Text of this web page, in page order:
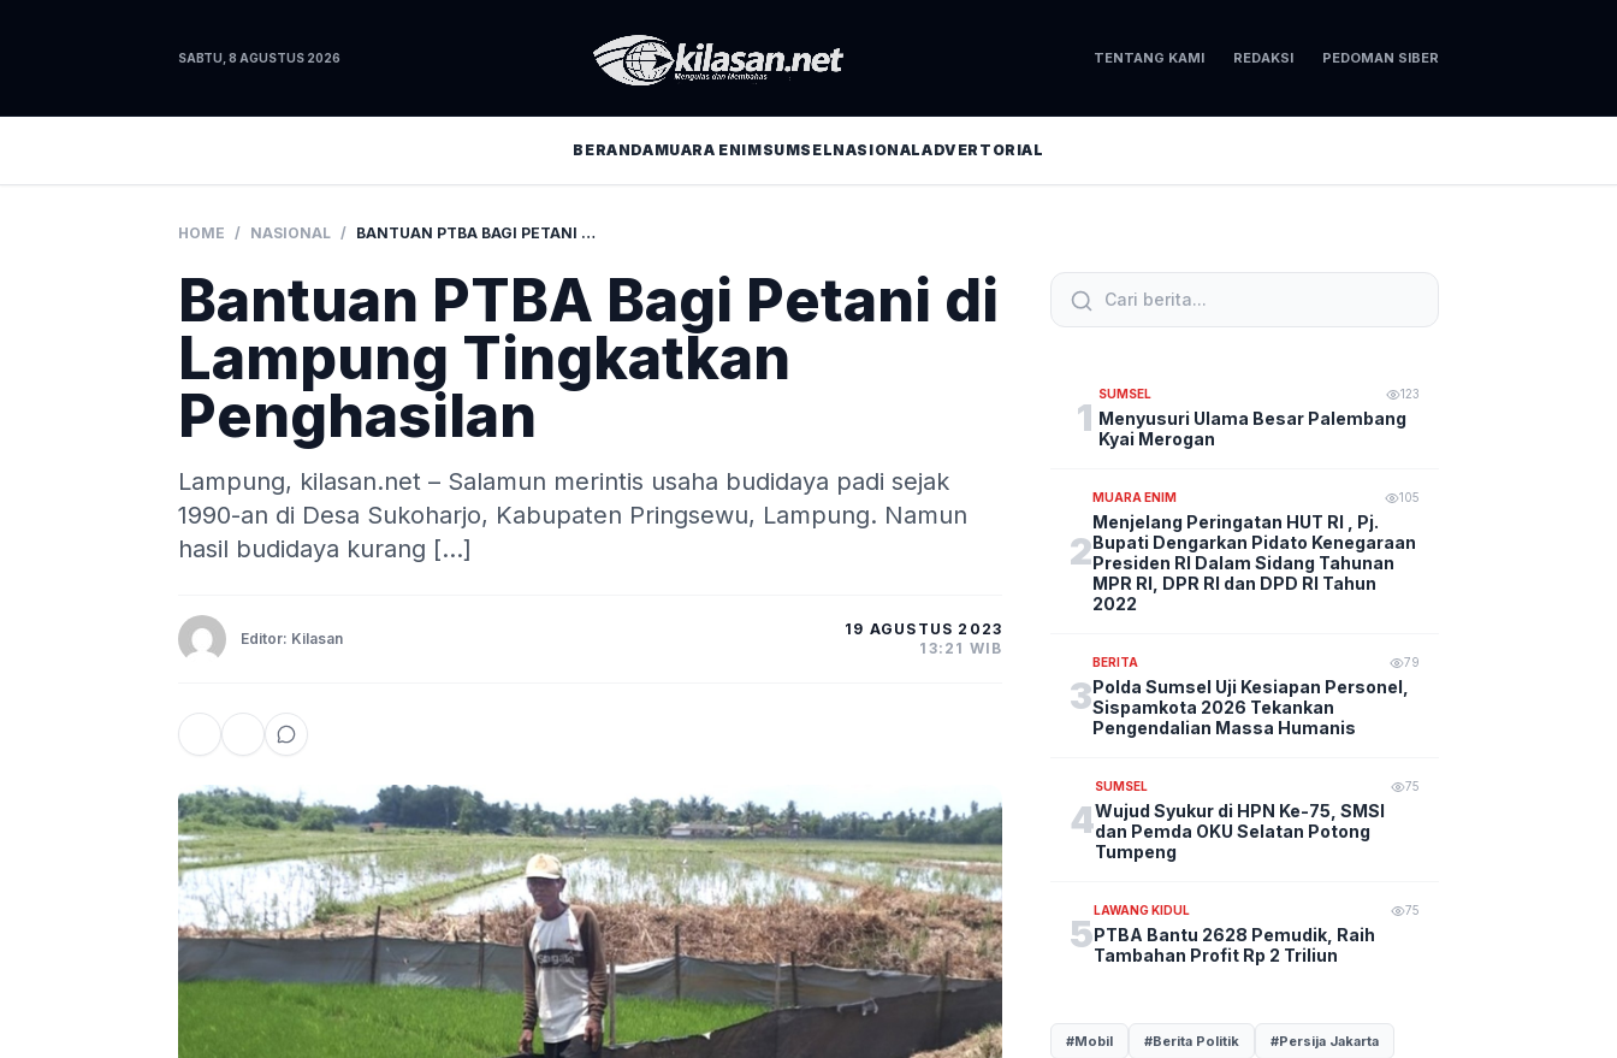
SABTU, 8 AGUSTUS 2026 TENTANG KAMI REDAKSI PEDOMAN SIBER
BERANDAMUARA ENIMSUMSELNASIONALADVERTORIAL
HOME / NASIONAL / BANTUAN PTBA BAGI PETANI DI LAMPUNG TINGKATKAN PENGHASILAN
Bantuan PTBA Bagi Petani di
Lampung Tingkatkan
Penghasilan
Lampung, kilasan.net – Salamun merintis usaha budidaya padi sejak
1990-an di Desa Sukoharjo, Kabupaten Pringsewu, Lampung. Namun
hasil budidaya kurang […]
Editor: Kilasan
19 AGUSTUS 2023
13:21 WIB
1
SUMSEL 123
Menyusuri Ulama Besar Palembang
Kyai Merogan
2
MUARA ENIM 105
Menjelang Peringatan HUT RI , Pj.
Bupati Dengarkan Pidato Kenegaraan
Presiden RI Dalam Sidang Tahunan
MPR RI, DPR RI dan DPD RI Tahun
2022
3
BERITA 79
Polda Sumsel Uji Kesiapan Personel,
Sispamkota 2026 Tekankan
Pengendalian Massa Humanis
4
SUMSEL 75
Wujud Syukur di HPN Ke-75, SMSI
dan Pemda OKU Selatan Potong
Tumpeng
5
LAWANG KIDUL 75
PTBA Bantu 2628 Pemudik, Raih
Tambahan Profit Rp 2 Triliun
#Mobil #Berita Politik #Persija Jakarta